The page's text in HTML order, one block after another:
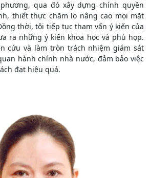
qua đó xây dựng chính quyền
thiết thực chăm lo nâng cao mọi mặt
thời, tôi tiếp tục tham vấn ý kiến của
ra những ý kiến khoa học và phù họp.
cứu và làm tròn trách nhiệm giám sát
hành chính nhà nước, đảm bảo việc
đạt hiệu quả.